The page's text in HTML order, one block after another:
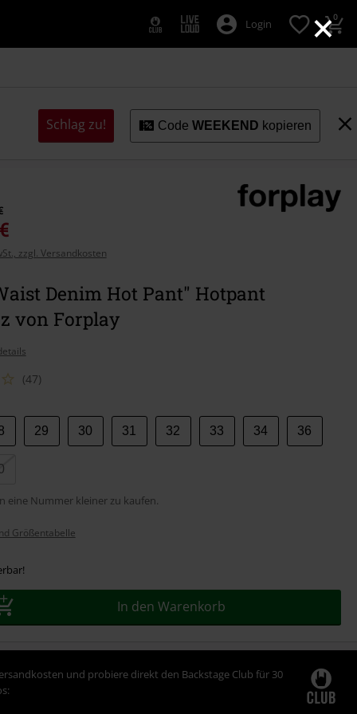
×
Login 0
Schlag zu! CodeWEEKEND kopieren
zzgl. Versandkosten
Denim Hot Pant" Hotpant
von Forplay
(47)
29 30 31 32 33 34 36
eine Nummer kleiner zu kaufen.
Größentabelle
In den Warenkorb
und probiere direkt den Backstage Club für 30